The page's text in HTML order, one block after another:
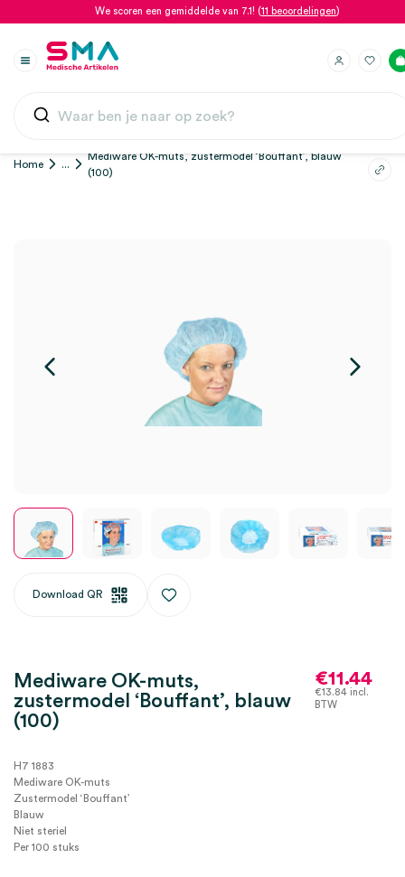
We scoren een gemiddelde van 7.1! (11 beoordelingen)
Home ...
Mediware OK-muts, zustermodel ‘Bouffant’, blauw
(100)
Download QR
Mediware OK-muts,
zustermodel ‘Bouffant’, blauw
(100)
€11.44
€13.84 incl.
BTW
H7 1883
Mediware OK-muts
Zustermodel ‘Bouffant’
Blauw
Niet steriel
Per 100 stuks